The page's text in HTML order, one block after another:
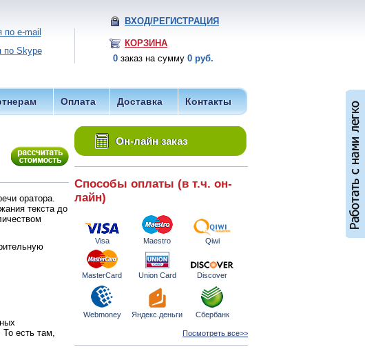
по e-mail
по Skype
ВХОД/РЕГИСТРАЦИЯ
КОРЗИНА
0 заказ на сумму 0 руб.
Оплата Доставка Контакты
оратора.
текста до
есть там,
Он-лайн заказ
Способы оплаты (в т.ч. он-
лайн)
Visa Maestro Qiwi
MasterCard Union Card Discover
Webmoney Яндекс.деньги Сбербанк
Посмотреть все>>